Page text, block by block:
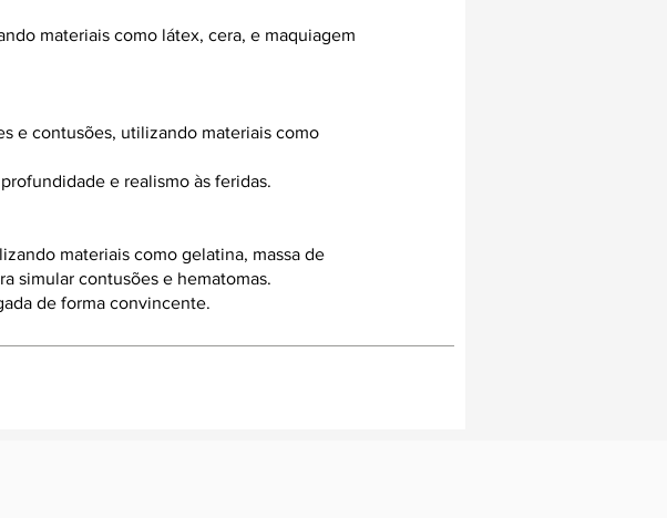
materiais como látex, cera, e maquiagem
e contusões, utilizando materiais como
e realismo às feridas.
materiais como gelatina, massa de
simular contusões e hematomas.
de forma convincente.